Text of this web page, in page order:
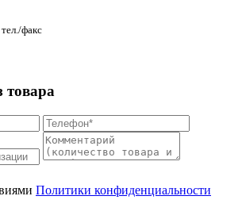
тел./факс
товара
Политики конфиденциальности